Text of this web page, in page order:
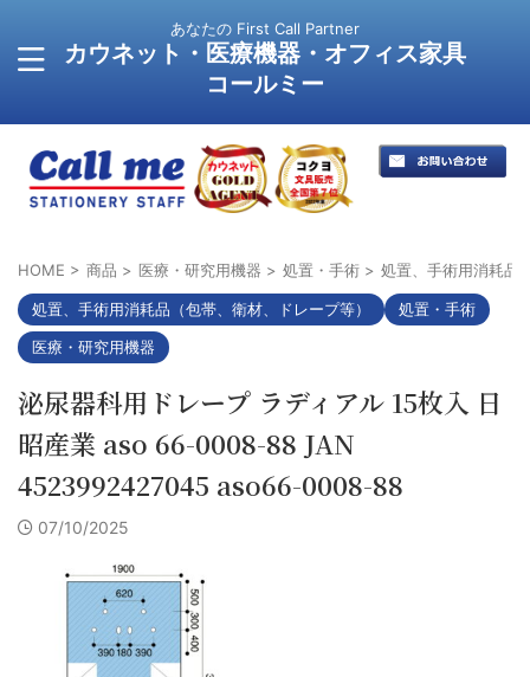
あなたの First Call Partner
カウネット・医療機器・オフィス家具
コールミー
HOME > 商品 > 医療・研究用機器 > 処置・手術 > 処置、手術用消耗品
処置、手術用消耗品（包帯、衛材、ドレープ等）
処置・手術
医療・研究用機器
泌尿器科用ドレープ ラディアル 15枚入 日
昭産業 aso 66-0008-88 JAN
4523992427045 aso66-0008-88
07/10/2025